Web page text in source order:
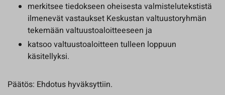
merkitsee tiedokseen oheisesta valmistelutekstistä
ilmenevät vastaukset Keskustan valtuustoryhmän
tekemään valtuustoaloitteeseen ja
katsoo valtuustoaloitteen tulleen loppuun
käsitellyksi.
Päätös: Ehdotus hyväksyttiin.